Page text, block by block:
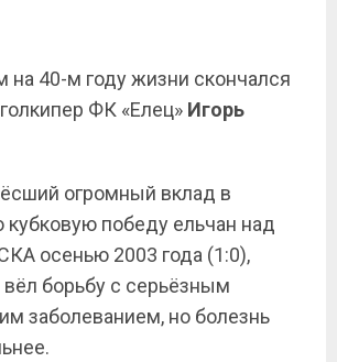
на 40-м году жизни скончался
ФК «Елец» Игорь
огромный вклад в
кубковую победу ельчан над
осенью 2003 года (1:0),
борьбу с серьёзным
заболеванием, но болезнь